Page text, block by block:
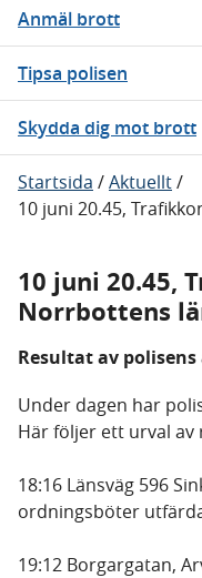
Anmäl brott
Tipsa polisen
Skydda dig mot brott
Startsida /Aktuellt/
10 juni 20.45,
10 juni 20.45,
Norrbottens
Resultat av
Under dagen har
Här följer ett urval
18:16 Länsväg 596
ordningsböter
19:12 Borgargatan,